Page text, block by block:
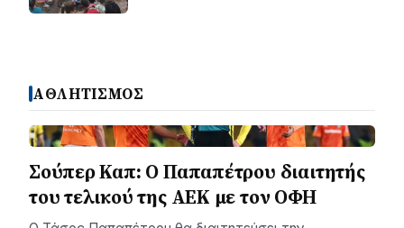
ΑΘΛΗΤΙΣΜΟΣ
Σούπερ Καπ: Ο Παπαπέτρου διαιτητής
του τελικού της ΑΕΚ με τον ΟΦΗ